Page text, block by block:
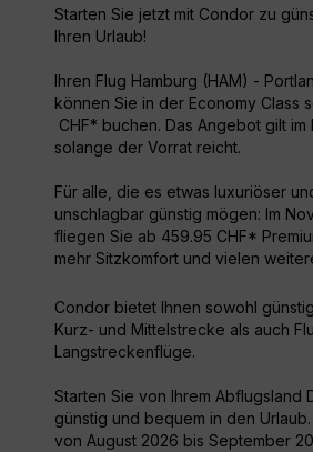
Starten Sie jetzt mit Condor zu
Ihren Urlaub!
Ihren Flug Hamburg (HAM) -
können Sie in der Economy Class
CHF* buchen. Das Angebot gilt im
solange der Vorrat reicht.
Für alle, die es etwas luxuriöser
unschlagbar günstig mögen: Im
fliegen Sie ab 459.95 CHF*
mehr Sitzkomfort und vielen
Condor bietet Ihnen sowohl
Kurz- und Mittelstrecke als auch
Langstreckenflüge.
Starten Sie von Ihrem Abflugsland
günstig und bequem in den
von August 2026 bis September